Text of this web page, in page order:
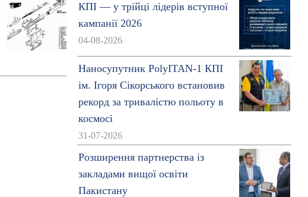
КПІ — у трійці лідерів вступної
кампанії 2026
04-08-2026
Наносупутник PolyITAN-1 КПІ
ім. Ігоря Сікорського встановив
рекорд за тривалістю польоту в
космосі
31-07-2026
Розширення партнерства із
закладами вищої освіти
Пакистану